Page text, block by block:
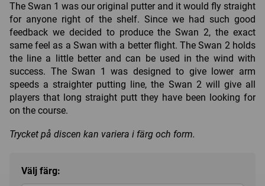
The Swan 1 was our original putter and it would fly straight
for anyone right of the shelf. Since we had such good
feedback we decided to produce the Swan 2, the exact
same feel as a Swan with a better flight. The Swan 2 holds
the line a little better and can be used in the wind with
success. The Swan 1 was designed to give lower arm
speeds a straighter putting line, the Swan 2 will give all
players that long straight putt they have been looking for
on the course.
Trycket på discen kan variera i färg och form.
Välj färg: